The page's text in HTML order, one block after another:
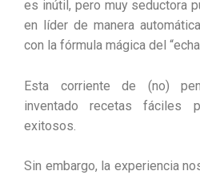
es inútil, pero muy seductora
en líder de manera
con la fórmula mágica del
Esta corriente de (no)
inventado recetas fáciles
exitosos.
Sin embargo, la experiencia